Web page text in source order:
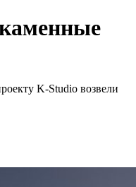
K-Studio возвели